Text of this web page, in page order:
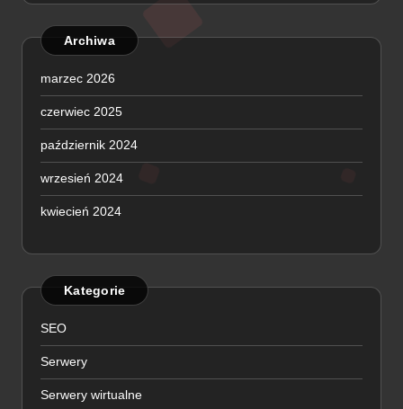
Archiwa
marzec 2026
czerwiec 2025
październik 2024
wrzesień 2024
kwiecień 2024
Kategorie
SEO
Serwery
Serwery wirtualne